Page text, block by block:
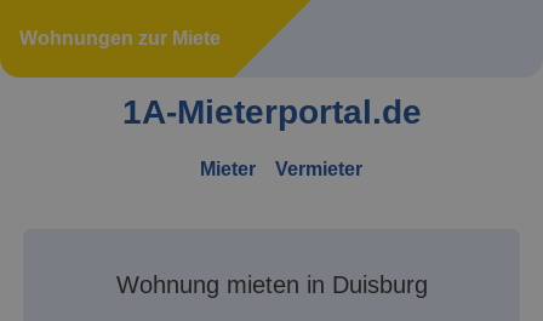
Wohnungen zur Miete
1A-Mieterportal.de
Mieter Vermieter
Wohnung mieten in Duisburg